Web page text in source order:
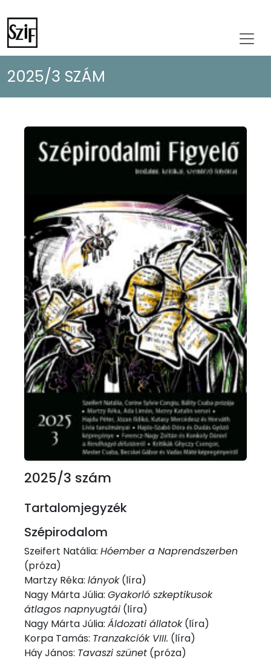
2025/3 SZÁM
2025/3 szám
Tartalomjegyzék
Szépirodalom
Szeifert Natália: Hóember a Naprendszerben
(próza)
Martzy Réka: lányok(líra)
Nagy Márta Júlia: Gyakorló szkeptikusok
átlagos napnyugtái (líra)
Nagy Márta Júlia: Áldozati állatok(líra)
Korpa Tamás: Tranzakciók VIII. (líra)
Háy János: Tavaszi szünet (próza)